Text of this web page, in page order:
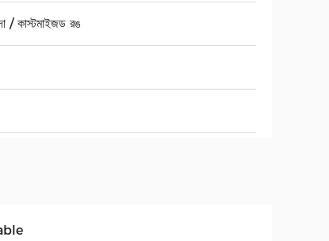
/ কাস্টমাইজড রঙ